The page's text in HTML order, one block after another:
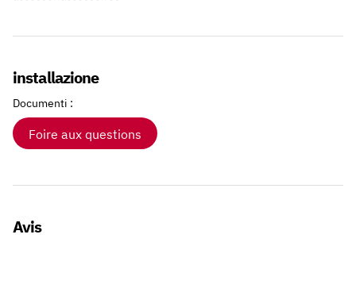
installazione
Documenti :
Foire aux questions
Avis